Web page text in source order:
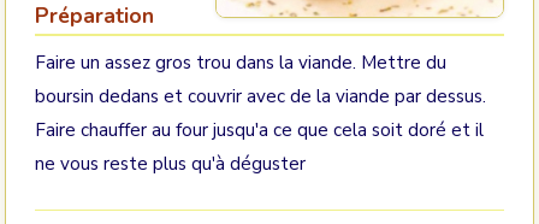
Préparation
Faire un assez gros trou dans la viande. Mettre du
boursin dedans et couvrir avec de la viande par dessus.
Faire chauffer au four jusqu'a ce que cela soit doré et il
ne vous reste plus qu'à déguster